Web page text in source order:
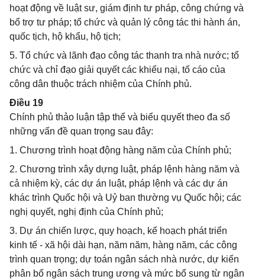
hoạt động về luật sư, giám định tư pháp, công chứng và
bổ trợ tư pháp; tổ chức và quản lý công tác thi hành án,
quốc tịch, hộ khẩu, hộ tịch;
5. Tổ chức và lãnh đạo công tác thanh tra nhà nước; tổ
chức và chỉ đạo giải quyết các khiếu nại, tố cáo của
công dân thuộc trách nhiệm của Chính phủ.
Điều 19
Chính phủ thảo luận tập thể và biểu quyết theo đa số
những vấn đề quan trọng sau đây:
1. Chương trình hoạt động hàng năm của Chính phủ;
2. Chương trình xây dựng luật, pháp lệnh hàng năm và
cả nhiệm kỳ, các dự án luật, pháp lệnh và các dự án
khác trình Quốc hội và Uỷ ban thường vụ Quốc hội; các
nghị quyết, nghị định của Chính phủ;
3. Dự án chiến lược, quy hoạch, kế hoạch phát triển
kinh tế - xã hội dài hạn, năm năm, hàng năm, các công
trình quan trọng; dự toán ngân sách nhà nước, dự kiến
phân bổ ngân sách trung ương và mức bổ sung từ ngân